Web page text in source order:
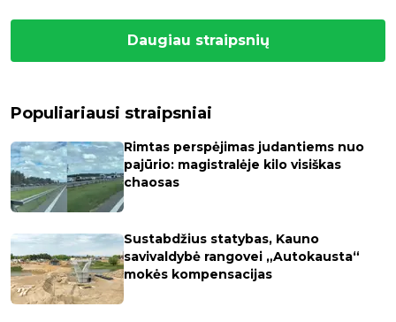
Daugiau straipsnių
Populiariausi straipsniai
Rimtas perspėjimas judantiems nuo
pajūrio: magistralėje kilo visiškas
chaosas
Sustabdžius statybas, Kauno
savivaldybė rangovei „Autokausta“
mokės kompensacijas